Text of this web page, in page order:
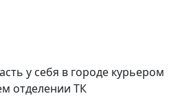
у себя в городе курьером
отделении ТК